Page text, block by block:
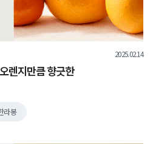
2025.02.14
렌지만큼 향긋한
라봉